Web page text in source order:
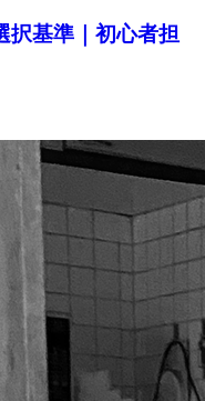
択基準｜初心者担